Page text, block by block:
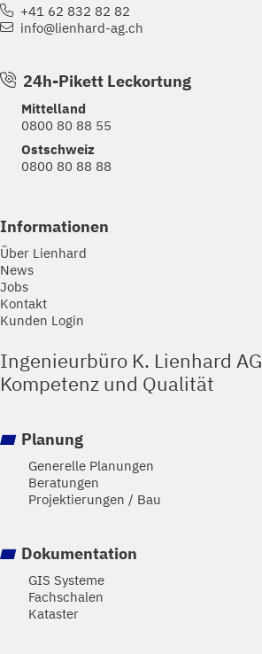
+41 62 832 82 82
info@lienhard-ag.ch
24h-Pikett Leckortung
Mittelland
0800 80 88 55
Ostschweiz
0800 80 88 88
Informationen
Über Lienhard
News
Jobs
Kontakt
Kunden Login
Ingenieurbüro K. Lienhard AG
Kompetenz und Qualität
Planung
Generelle Planungen
Beratungen
Projektierungen / Bau
Dokumentation
GIS Systeme
Fachschalen
Kataster